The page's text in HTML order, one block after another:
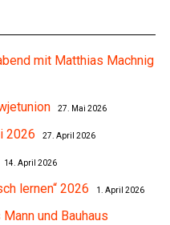
mit Matthias Machnig
27. Mai 2026
2026 27. April 2026
14. April 2026
lernen“ 2026 1. April 2026
und Bauhaus